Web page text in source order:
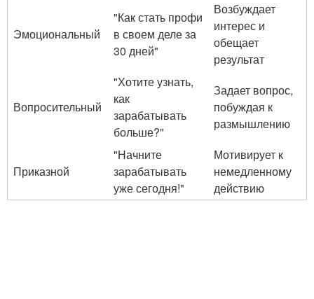
Эмоциональный
"Как стать профи
в своем деле за
30 дней"
Возбуждает
интерес и
обещает
результат
Вопросительный
"Хотите узнать,
как
зарабатывать
больше?"
Задает вопрос,
побуждая к
размышлению
Приказной
"Начните
зарабатывать
уже сегодня!"
Мотивирует к
немедленному
действию